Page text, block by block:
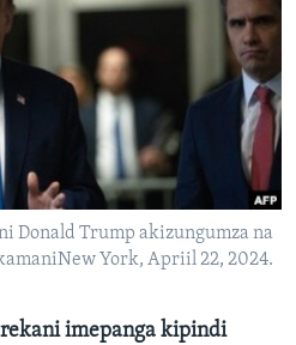
Donald Trump akizungumza na
York, Apriil 22, 2024.
imepanga kipindi